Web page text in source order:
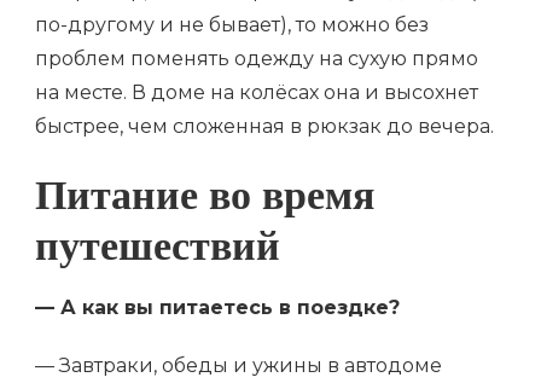
по-другому и не бывает), то можно без
проблем поменять одежду на сухую прямо
на месте. В доме на колёсах она и высохнет
быстрее, чем сложенная в рюкзак до вечера.
Питание во время
путешествий
— А как вы питаетесь в поездке?
— Завтраки, обеды и ужины в автодоме